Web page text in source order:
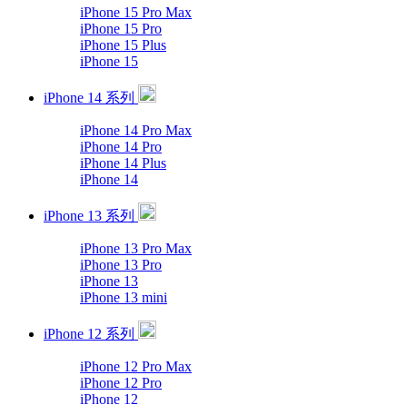
iPhone 15 Pro Max
iPhone 15 Pro
iPhone 15 Plus
iPhone 15
iPhone 14 系列
iPhone 14 Pro Max
iPhone 14 Pro
iPhone 14 Plus
iPhone 14
iPhone 13 系列
iPhone 13 Pro Max
iPhone 13 Pro
iPhone 13
iPhone 13 mini
iPhone 12 系列
iPhone 12 Pro Max
iPhone 12 Pro
iPhone 12